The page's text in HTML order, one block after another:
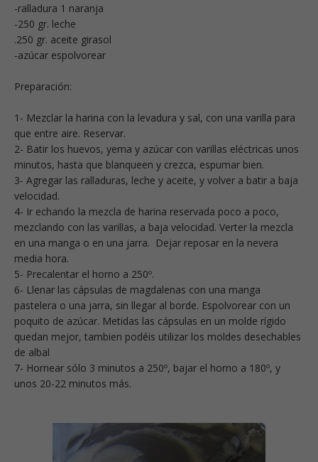
-ralladura 1 naranja
-250 gr. leche
.250 gr. aceite girasol
-azúcar espolvorear
Preparación:
1- Mezclar la harina con la levadura y sal, con una varilla para
que entre aire. Reservar.
2- Batir los huevos, yema y azúcar con varillas eléctricas unos
minutos, hasta que blanqueen y crezca, espumar bien.
3- Agregar las ralladuras, leche y aceite, y volver a batir a baja
velocidad.
4- Ir echando la mezcla de harina reservada poco a poco,
mezclando con las varillas, a baja velocidad. Verter la mezcla
en una manga o en una jarra. Dejar reposar en la nevera
media hora.
5- Precalentar el horno a 250º.
6- Llenar las cápsulas de magdalenas con una manga
pastelera o una jarra, sin llegar al borde. Espolvorear con un
poquito de azúcar. Metidas las cápsulas en un molde rígido
quedan mejor, tambien podéis utilizar los moldes desechables
de albal
7- Hornear sólo 3 minutos a 250º, bajar el horno a 180º, y
unos 20-22 minutos más.